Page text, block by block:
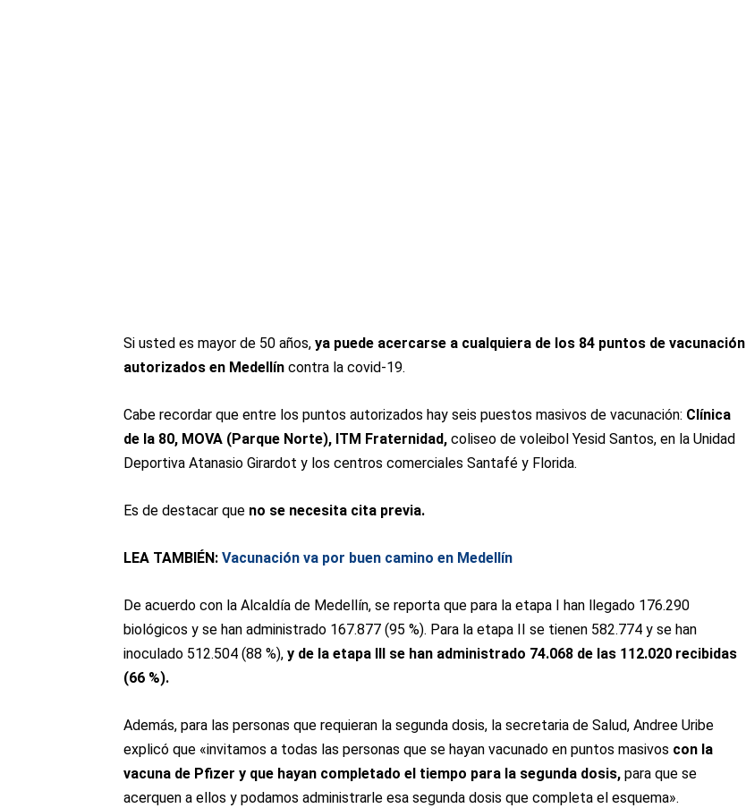
Si usted es mayor de 50 años, ya puede acercarse a cualquiera de los 84 puntos de vacunación
autorizados en Medellín contra la covid-19.
Cabe recordar que entre los puntos autorizados hay seis puestos masivos de vacunación: Clínica
de la 80, MOVA (Parque Norte), ITM Fraternidad, coliseo de voleibol Yesid Santos, en la Unidad
Deportiva Atanasio Girardot y los centros comerciales Santafé y Florida.
Es de destacar que no se necesita cita previa.
LEA TAMBIÉN: Vacunación va por buen camino en Medellín
De acuerdo con la Alcaldía de Medellín, se reporta que para la etapa I han llegado 176.290
biológicos y se han administrado 167.877 (95 %). Para la etapa II se tienen 582.774 y se han
inoculado 512.504 (88 %), y de la etapa III se han administrado 74.068 de las 112.020 recibidas
(66 %).
Además, para las personas que requieran la segunda dosis, la secretaria de Salud, Andree Uribe
explicó que «invitamos a todas las personas que se hayan vacunado en puntos masivos con la
vacuna de Pfizer y que hayan completado el tiempo para la segunda dosis, para que se
acerquen a ellos y podamos administrarle esa segunda dosis que completa el esquema».